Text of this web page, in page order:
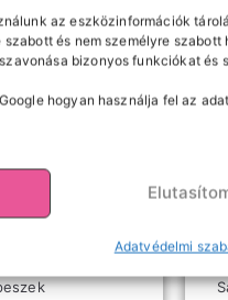
az eszközinformációk
és nem személyre
bizonyos funkciókat
hogyan használja fel az
Adatvédelmi